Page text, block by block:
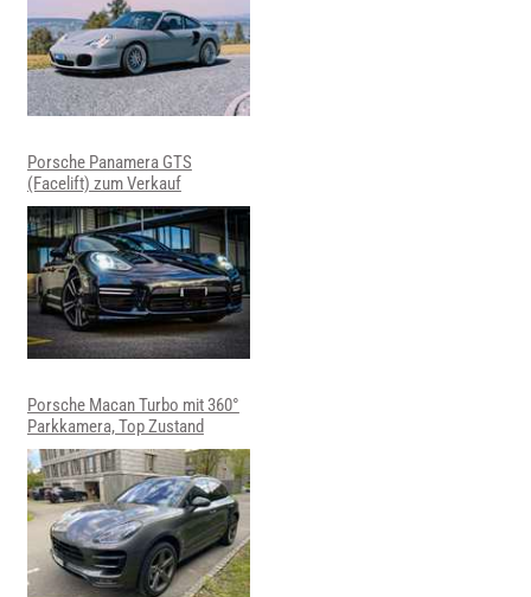
Porsche Panamera GTS
(Facelift) zum Verkauf
Porsche Macan Turbo mit 360°
Parkkamera, Top Zustand